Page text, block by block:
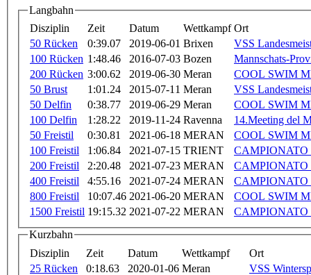
Langbahn
Disziplin
Zeit Datum Wettkampf Ort
50 Rücken
0:39.07 2019-06-01 Brixen
VSS
100 Rücken 1:48.46 2016-07-03 Bozen
Mannschats-
200 Rücken 3:00.62 2019-06-30 Meran
COOL SWIM
50 Brust
1:01.24 2015-07-11 Meran
VSS
50 Delfin
0:38.77 2019-06-29 Meran
COOL SWIM
100 Delfin
1:28.22 2019-11-24 Ravenna
14.Meeting del
50 Freistil
0:30.81 2021-06-18 MERAN
COOL SWIM
100 Freistil
1:06.84 2021-07-15 TRIENT
200 Freistil
2:20.48 2021-07-23 MERAN
400 Freistil
4:55.16 2021-07-24 MERAN
800 Freistil
10:07.46 2021-06-20 MERAN
COOL SWIM
1500 Freistil 19:15.32 2021-07-22 MERAN
Kurzbahn
Disziplin
Zeit Datum Wettkampf
Ort
25 Rücken
0:18.63 2020-01-06 Meran
VSS